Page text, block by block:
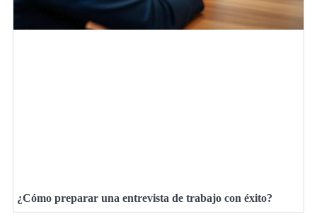
¿Cómo preparar una entrevista de trabajo con éxito?